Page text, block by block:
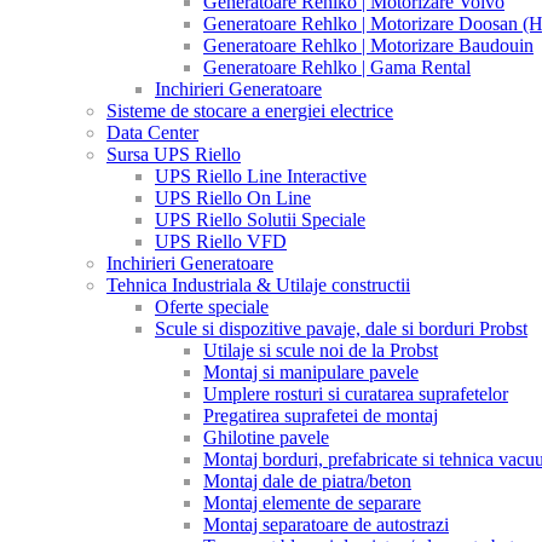
Generatoare Rehlko | Motorizare Doosan
Generatoare Rehlko | Motorizare Baudouin
Generatoare Rehlko | Gama Rental
Inchirieri Generatoare
Sisteme de stocare a energiei electrice
Data Center
Sursa UPS Riello
UPS Riello Line Interactive
UPS Riello On Line
UPS Riello Solutii Speciale
UPS Riello VFD
Inchirieri Generatoare
Tehnica Industriala & Utilaje constructii
Oferte speciale
Scule si dispozitive pavaje, dale si borduri Probst
Utilaje si scule noi de la Probst
Montaj si manipulare pavele
Umplere rosturi si curatarea suprafetelor
Pregatirea suprafetei de montaj
Ghilotine pavele
Montaj borduri, prefabricate si tehnica
Montaj dale de piatra/beton
Montaj elemente de separare
Montaj separatoare de autostrazi